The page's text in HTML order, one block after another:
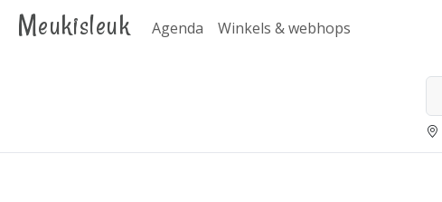
Meukisleuk Agenda Winkels & webhops